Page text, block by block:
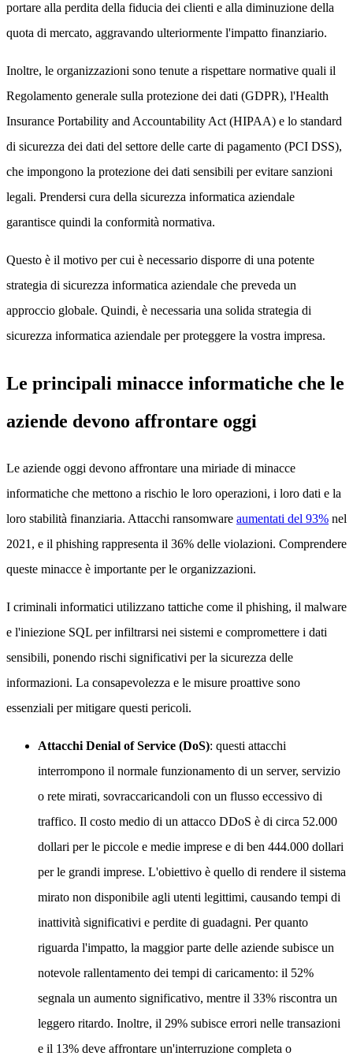
portare alla perdita della fiducia dei clienti e alla diminuzione della
quota di mercato, aggravando ulteriormente l'impatto finanziario.
Inoltre, le organizzazioni sono tenute a rispettare normative quali il
Regolamento generale sulla protezione dei dati (GDPR), l'Health
Insurance Portability and Accountability Act (HIPAA) e lo standard
di sicurezza dei dati del settore delle carte di pagamento (PCI DSS),
che impongono la protezione dei dati sensibili per evitare sanzioni
legali. Prendersi cura della sicurezza informatica aziendale
garantisce quindi la conformità normativa.
Questo è il motivo per cui è necessario disporre di una potente
strategia di sicurezza informatica aziendale che preveda un
approccio globale. Quindi, è necessaria una solida strategia di
sicurezza informatica aziendale per proteggere la vostra impresa.
Le principali minacce informatiche che le
aziende devono affrontare oggi
Le aziende oggi devono affrontare una miriade di minacce
informatiche che mettono a rischio le loro operazioni, i loro dati e la
loro stabilità finanziaria. Attacchi ransomware aumentati del 93% nel
2021, e il phishing rappresenta il 36% delle violazioni. Comprendere
queste minacce è importante per le organizzazioni.
I criminali informatici utilizzano tattiche come il phishing, il malware
e l'iniezione SQL per infiltrarsi nei sistemi e compromettere i dati
sensibili, ponendo rischi significativi per la sicurezza delle
informazioni. La consapevolezza e le misure proattive sono
essenziali per mitigare questi pericoli.
Attacchi Denial of Service (DoS): questi attacchi
interrompono il normale funzionamento di un server, servizio
o rete mirati, sovraccaricandoli con un flusso eccessivo di
traffico. Il costo medio di un attacco DDoS è di circa 52.000
dollari per le piccole e medie imprese e di ben 444.000 dollari
per le grandi imprese. L'obiettivo è quello di rendere il sistema
mirato non disponibile agli utenti legittimi, causando tempi di
inattività significativi e perdite di guadagni. Per quanto
riguarda l'impatto, la maggior parte delle aziende subisce un
notevole rallentamento dei tempi di caricamento: il 52%
segnala un aumento significativo, mentre il 33% riscontra un
leggero ritardo. Inoltre, il 29% subisce errori nelle transazioni
e il 13% deve affrontare un'interruzione completa o